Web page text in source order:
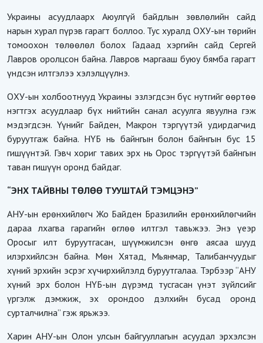
Украины асуудлаарх Аюулгүй байдлын зөвлөлийн сайд
нарын хурал пүрэв гарагт боллоо. Тус хуралд ОХУ-ын төрийн
томоохон төлөөлөл болох Гадаад хэргийн сайд Сергей
Лавров оролцсон байна. Лавров маргааш буюу бямба гарагт
үндсэн илтгэлээ хэлэлцүүлнэ.
ОХУ-ын холбоотнууд Украины эзлэгдсэн бүс нутгийг өөртөө
нэгтгэх асуудлаар бүх нийтийн санал асуулга явуулна гэж
мэдэгдсэн. Үүнийг Байден, Макрон тэргүүтэй удирдагчид
буруутгаж байна. НҮБ нь байнгын болон байнгын бус 15
гишүүнтэй. Гэвч хориг тавих эрх нь Орос тэргүүтэй байнгын
таван гишүүн оронд байдаг.
“ЭНХ ТАЙВНЫ ТӨЛӨӨ ТУУШТАЙ ТЭМЦЭНЭ”
АНУ-ын ерөнхийлөгч Жо Байден Бразилийн ерөнхийлөгчийн
дараа лхагва гарагийн өглөө илтгэл тавьжээ. Энэ үеэр
Оросыг илт буруутгасан, шүүмжилсэн өнгө аясаа шууд
илэрхийлсэн байна. Мөн Хятад, Мьянмар, Талибанчуудыг
хүний эрхийн эсрэг хүчирхийлэлд буруутгалаа. Тэрбээр “АНУ
хүний эрх болон НҮБ-ын дүрэмд тусгасан үнэт зүйлсийг
үргэлж дэмжиж, эх орондоо дэлхийн бусад оронд
сурталчилна” гэж ярьжээ.
Харин АНУ-ын Олон улсын байгууллагын асуудал эрхэлсэн